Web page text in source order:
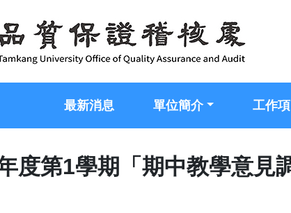
最新消息 單位簡介 工作項
度第1學期「期中教學意見